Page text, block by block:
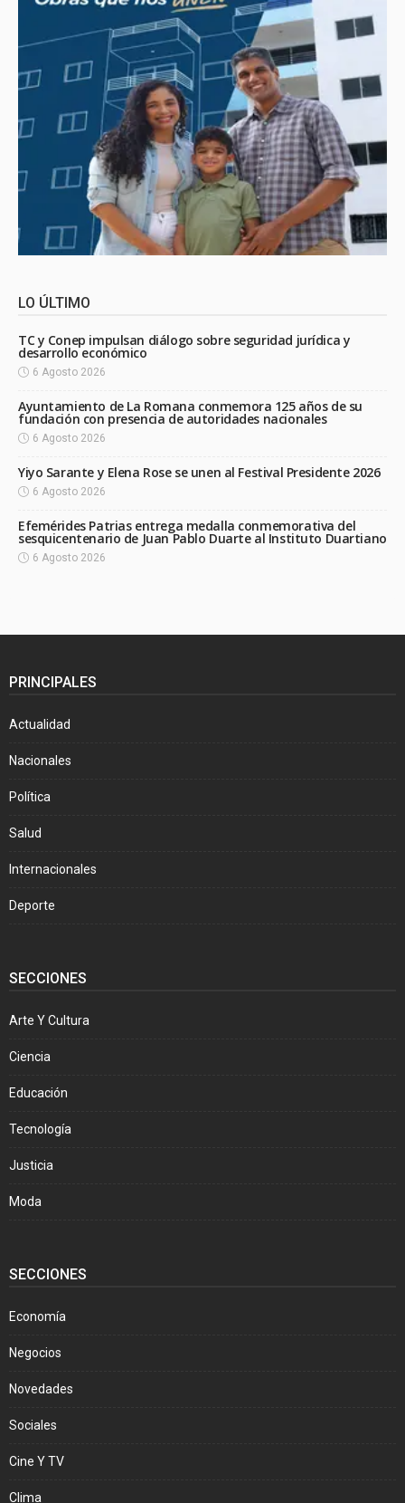
LO ÚLTIMO
TC y Conep impulsan diálogo sobre seguridad jurídica y
desarrollo económico
6 Agosto 2026
Ayuntamiento de La Romana conmemora 125 años de su
fundación con presencia de autoridades nacionales
6 Agosto 2026
Yiyo Sarante y Elena Rose se unen al Festival Presidente 2026
6 Agosto 2026
Efemérides Patrias entrega medalla conmemorativa del
sesquicentenario de Juan Pablo Duarte al Instituto Duartiano
6 Agosto 2026
PRINCIPALES
Actualidad
Nacionales
Política
Salud
Internacionales
Deporte
SECCIONES
Arte Y Cultura
Ciencia
Educación
Tecnología
Justicia
Moda
SECCIONES
Economía
Negocios
Novedades
Sociales
Cine Y TV
Clima